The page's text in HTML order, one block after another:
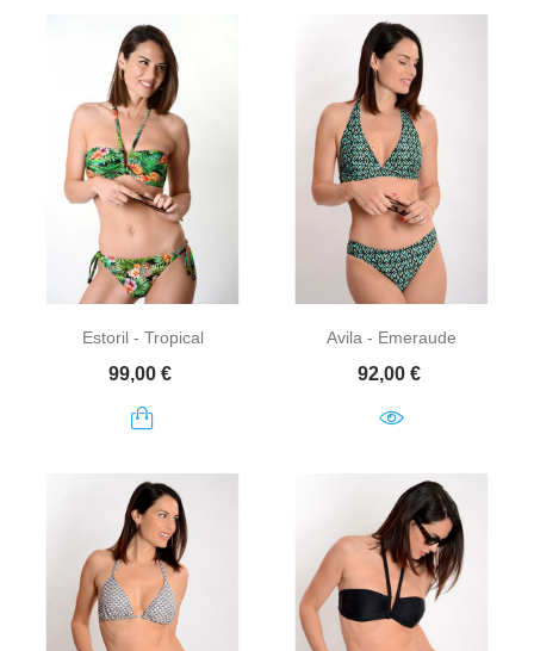
Estoril - Tropical
Prix
99,00 €
Avila - Emeraude
Prix
92,00 €